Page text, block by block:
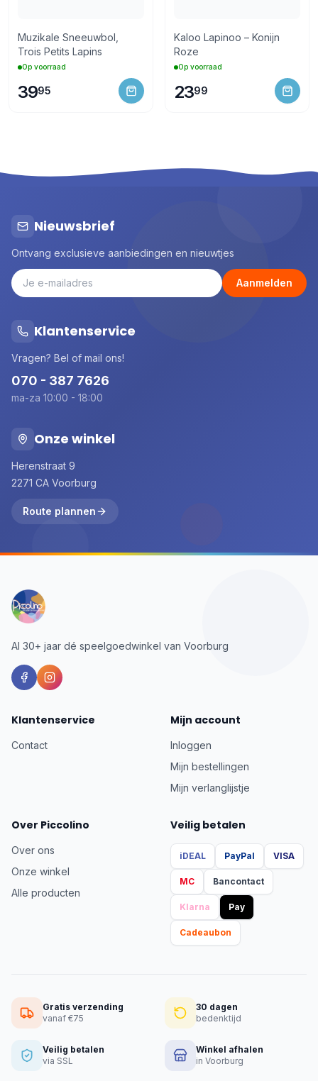
Muzikale Sneeuwbol,
Trois Petits Lapins
Op voorraad
3995
Kaloo Lapinoo – Konijn
Roze
Op voorraad
2399
Nieuwsbrief
Ontvang exclusieve aanbiedingen en nieuwtjes
Aanmelden
Klantenservice
Vragen? Bel of mail ons!
070 - 387 7626
ma-za 10:00 - 18:00
Onze winkel
Herenstraat 9
2271 CA Voorburg
Route plannen
Al 30+ jaar dé speelgoedwinkel van Voorburg
Klantenservice
Contact
Mijn account
Inloggen
Mijn bestellingen
Mijn verlanglijstje
Over Piccolino
Over ons
Onze winkel
Alle producten
Veilig betalen
iDEAL PayPal VISA
MC Bancontact
Klarna Pay
Cadeaubon
Gratis verzending
vanaf €75
30 dagen
bedenktijd
Veilig betalen
via SSL
Winkel afhalen
in Voorburg